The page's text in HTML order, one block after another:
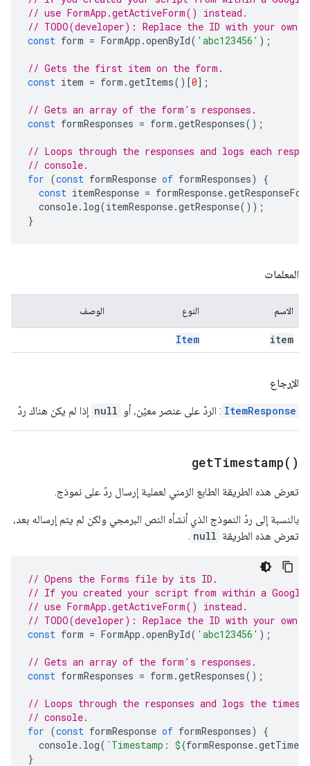
// use FormApp.getActiveForm() instead.
// TODO(developer): Replace the ID with your own.
const form = FormApp .openById( 'abc123456' );
// Gets the first item on the form.
const item = form .getItems()[0];
// Gets an array of the form's responses.
const formResponses = form .getResponses();
// Loops through the responses and logs each
// console.
for (const formResponse of formResponses)
{
const itemResponse = formResponse.
console. log(itemResponse.getResponse());
}
المعلمات
الاسم النوع الوصف
item
Item
الإرجاع
ItemResponse : الردّ على عنصر معيّن، أو null إذا لم يكن هناك ردّ
getTimestamp( )
تعرض هذه الطريقة الطابع الزمني لعملية إرسال ردّ على نموذج.
بالنسبة إلى ردّ النموذج الذي أنشأه النص البرمجي ولكن لم يتم إرساله بعد،
تعرض هذه الطريقة null
.
// Opens the Forms file by its ID.
// If you created your script from within a Google
// use FormApp.getActiveForm() instead.
// TODO(developer): Replace the ID with your own.
const form = FormApp .openById( 'abc123456' );
// Gets an array of the form's responses.
const formResponses = form .getResponses();
// Loops through the responses and logs the
// console.
for (const formResponse of formResponses)
{
console. log( `Timestamp: ${formResponse.
}